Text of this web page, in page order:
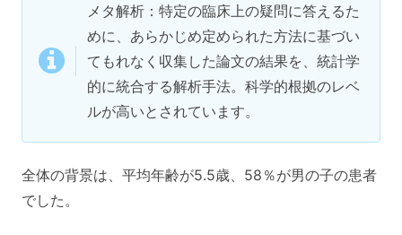
メタ解析：特定の臨床上の疑問に答えるた
めに、あらかじめ定められた方法に基づい
てもれなく収集した論文の結果を、統計学
的に統合する解析手法。科学的根拠のレベ
ルが高いとされています。
全体の背景は、平均年齢が5.5歳、58％が男の子の患者
でした。